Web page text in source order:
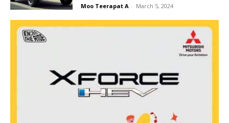
Moo Teerapat A - March 5, 2024